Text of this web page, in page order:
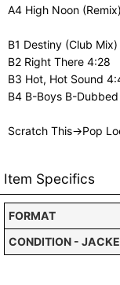
A4 High Noon
B1 Destiny (Club
B2 Right There 4:28
B3 Hot, Hot Sound
B4 B-Boys B-
Scratch This→Pop
Item Specifics
FORMAT
CONDITION -